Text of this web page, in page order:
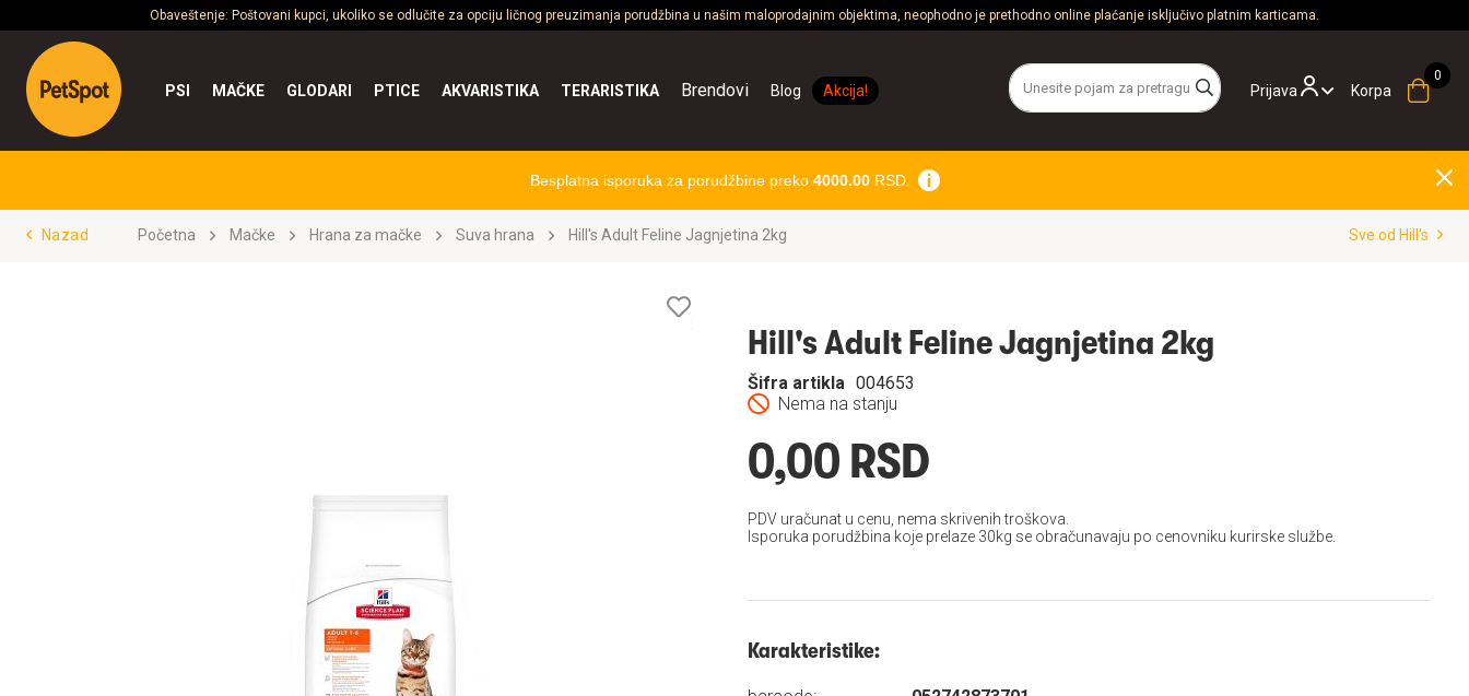
Obaveštenje: Poštovani kupci, ukoliko se odlučite za opciju ličnog preuzimanja porudžbina u našim maloprodajnim objektima, neophodno je prethodno online plaćanje isključivo platnim karticama.
Prijava
PSI MAČKE GLODARI PTICE AKVARISTIKA TERARISTIKA Brendovi Blog Akcija! Korpa
Besplatna isporuka za porudžbine preko 4000.00RSD.
Nazad Početna Mačke Hrana za mačke Suva hrana Hill's Adult Feline Jagnjetina 2kg Sve od Hill's
želja
Hill's Adult Feline Jagnjetina 2kg
Nema na stanju
Šifra artikla 004653
0,00 RSD
PDV uračunat u cenu, nema skrivenih troškova.
Isporuka porudžbina koje prelaze 30kg se obračunavaju po cenovniku kurirske službe.
Karakteristike: